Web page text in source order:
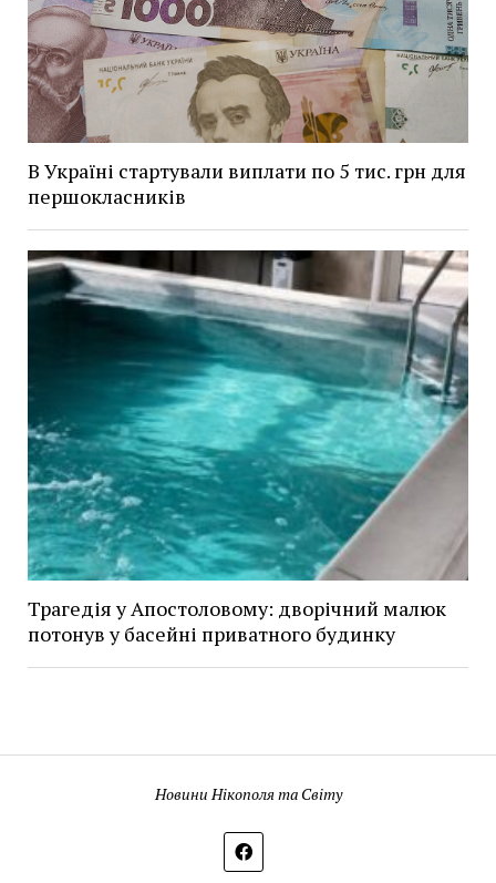
В Україні стартували виплати по 5 тис. грн для
першокласників
Трагедія у Апостоловому: дворічний малюк
потонув у басейні приватного будинку
Новини Нікополя та Світу